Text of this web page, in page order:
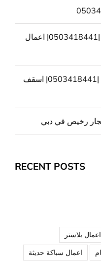
شركة صيانة عامة في الشارقة |0503418441| اعمال
تركيب فورسيلنج في ام القيوين |0503418441| اسقف
RECENT POSTS
اعمال بلاستر
اعمال سباكة حديثة